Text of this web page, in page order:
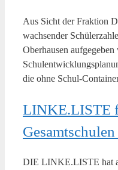
Aus Sicht der Fraktion
wachsender
Oberhausen
die ohne Schul-
LINKE.LISTE
DIE LINKE.LISTE hat